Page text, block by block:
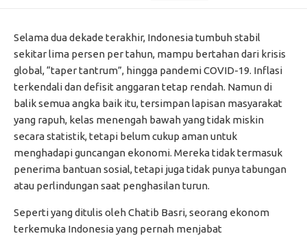
Selama dua dekade terakhir, Indonesia tumbuh stabil
sekitar lima persen per tahun, mampu bertahan dari krisis
global, “taper tantrum”, hingga pandemi COVID-19. Inflasi
terkendali dan defisit anggaran tetap rendah. Namun di
balik semua angka baik itu, tersimpan lapisan masyarakat
yang rapuh, kelas menengah bawah yang tidak miskin
secara statistik, tetapi belum cukup aman untuk
menghadapi guncangan ekonomi. Mereka tidak termasuk
penerima bantuan sosial, tetapi juga tidak punya tabungan
atau perlindungan saat penghasilan turun.
Seperti yang ditulis oleh Chatib Basri, seorang ekonom
terkemuka Indonesia yang pernah menjabat